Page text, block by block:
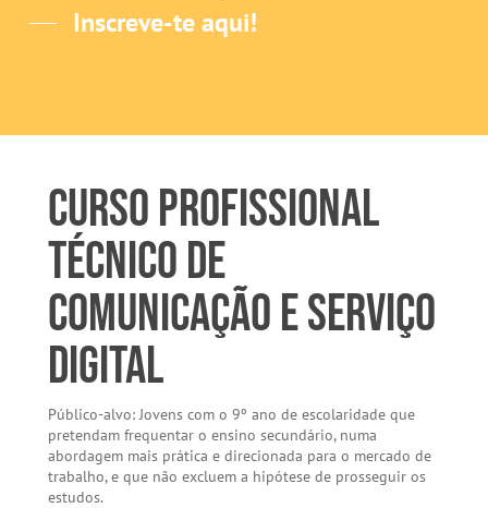
Inscreve-te aqui!
Curso Profissional
Técnico de
Comunicação e Serviço
Digital
Público-alvo: Jovens com o 9º ano de escolaridade que
pretendam frequentar o ensino secundário, numa
abordagem mais prática e direcionada para o mercado de
trabalho, e que não excluem a hipótese de prosseguir os
estudos.